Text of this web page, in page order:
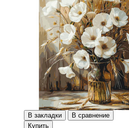
В закладки
В сравнение
Купить